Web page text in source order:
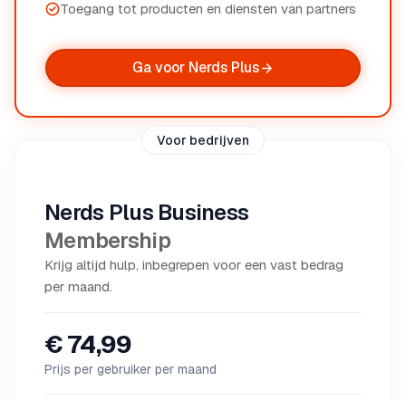
Toegang tot producten en diensten van partners
Ga voor Nerds Plus
Nerds Plus Business
Membership
Krijg altijd hulp, inbegrepen voor een vast bedrag
per maand.
€ 74,99
Prijs per gebruiker per maand
Voor bedrijven